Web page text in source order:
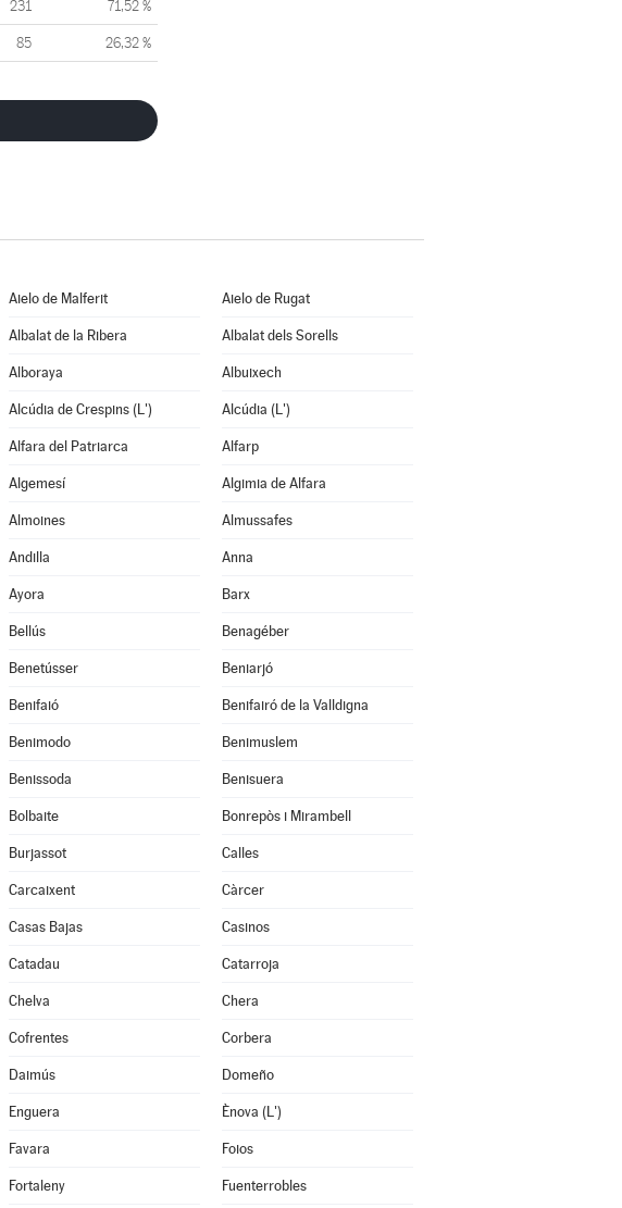
231 71,52 %
85 26,32 %
Aielo de Malferit Aielo de Rugat
Albalat de la Ribera Albalat dels Sorells
Alboraya Albuixech
Alcúdia de Crespins (L') Alcúdia (L')
Alfara del Patriarca Alfarp
Algemesí Algimia de Alfara
Almoines Almussafes
Andilla Anna
Ayora Barx
Bellús Benagéber
Benetússer Beniarjó
Benifaió Benifairó de la Valldigna
Benimodo Benimuslem
Benissoda Benisuera
Bolbaite Bonrepòs i Mirambell
Burjassot Calles
Carcaixent Càrcer
Casas Bajas Casinos
Catadau Catarroja
Chelva Chera
Cofrentes Corbera
Daimús Domeño
Enguera Ènova (L')
Favara Foios
Fortaleny Fuenterrobles